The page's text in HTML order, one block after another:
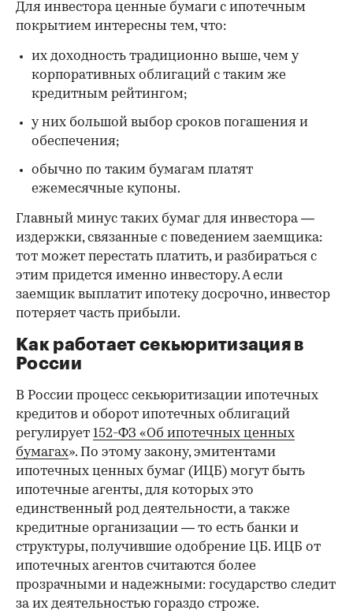
Для инвестора ценные бумаги с ипотечным
покрытием интересны тем, что:
их доходность традиционно выше, чем у
корпоративных облигаций с таким же
кредитным рейтингом;
у них большой выбор сроков погашения и
обеспечения;
обычно по таким бумагам платят
ежемесячные купоны.
Главный минус таких бумаг для инвестора —
издержки, связанные с поведением заемщика:
тот может перестать платить, и разбираться с
этим придется именно инвестору. А если
заемщик выплатит ипотеку досрочно, инвестор
потеряет часть прибыли.
Как работает секьюритизация в
России
В России процесс секьюритизации ипотечных
кредитов и оборот ипотечных облигаций
регулирует 152-ФЗ «Об ипотечных ценных
бумагах». По этому закону, эмитентами
ипотечных ценных бумаг (ИЦБ) могут быть
ипотечные агенты, для которых это
единственный род деятельности, а также
кредитные организации — то есть банки и
структуры, получившие одобрение ЦБ. ИЦБ от
ипотечных агентов считаются более
прозрачными и надежными: государство следит
за их деятельностью гораздо строже.